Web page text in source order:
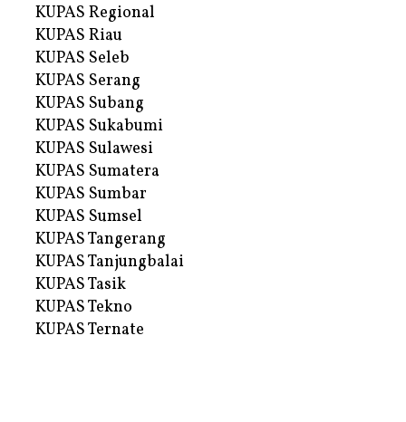
KUPAS Regional
KUPAS Riau
KUPAS Seleb
KUPAS Serang
KUPAS Subang
KUPAS Sukabumi
KUPAS Sulawesi
KUPAS Sumatera
KUPAS Sumbar
KUPAS Sumsel
KUPAS Tangerang
KUPAS Tanjungbalai
KUPAS Tasik
KUPAS Tekno
KUPAS Ternate